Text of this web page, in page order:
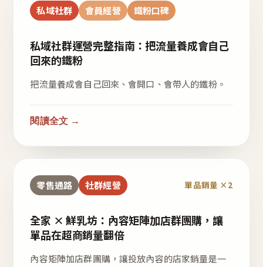
私域社群 會員經營 鐵粉口碑
私域社群運營完整指南：把流量養成會自己
回來的鐵粉
把流量養成會自己回來、會開口、會帶人的鐵粉。
閱讀全文 →
零售通路 社群經營 單品銷量 ×2
全家 × 鮮乳坊：內容矩陣加店群團購，讓
單品在超商銷量翻倍
內容矩陣加店群團購，讓投放內容的店家銷量是一